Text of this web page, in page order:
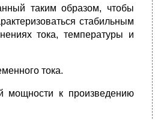
таким образом, чтобы
стабильным
тока, температуры и
тока.
мощности к произведению